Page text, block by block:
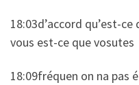
18:03d’accord qu’est-
vous est-ce que vosutes
18:09fréquen on na pas